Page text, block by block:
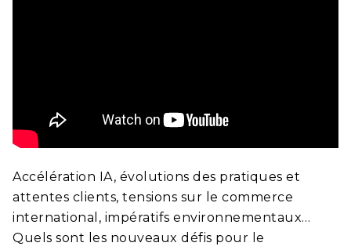
Accélération IA, évolutions des pratiques et
attentes clients, tensions sur le commerce
international, impératifs environnementaux…
Quels sont les nouveaux défis pour le